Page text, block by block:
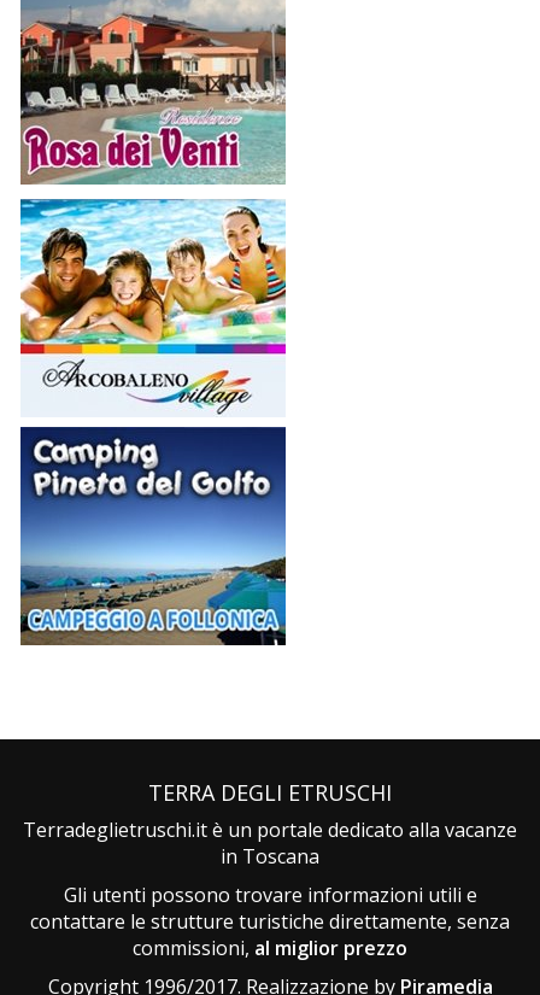
TERRA DEGLI ETRUSCHI
Terradeglietruschi.it è un portale dedicato alla vacanze
in Toscana
Gli utenti possono trovare informazioni utili e
contattare le strutture turistiche direttamente, senza
commissioni, al miglior prezzo
Copyright 1996/2017. Realizzazione by Piramedia